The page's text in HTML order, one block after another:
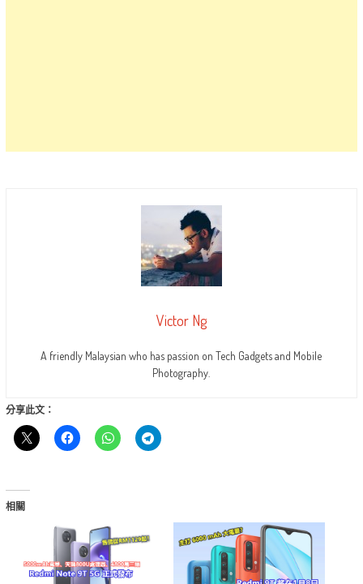
Victor Ng
A friendly Malaysian who has passion on Tech Gadgets and Mobile
Photography.
分享此文：
相關